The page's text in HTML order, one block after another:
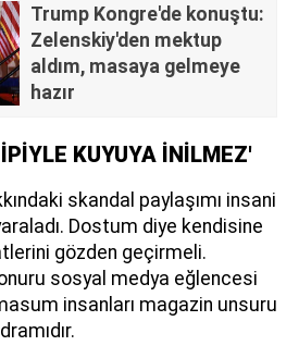
Trump Kongre'de konuştu:
Zelenskiy'den mektup
aldım, masaya gelmeye
hazır
KUYUYA İNİLMEZ'
skandal paylaşımı insani
Dostum diye kendisine
gözden geçirmeli.
sosyal medya eğlencesi
insanları magazin unsuru